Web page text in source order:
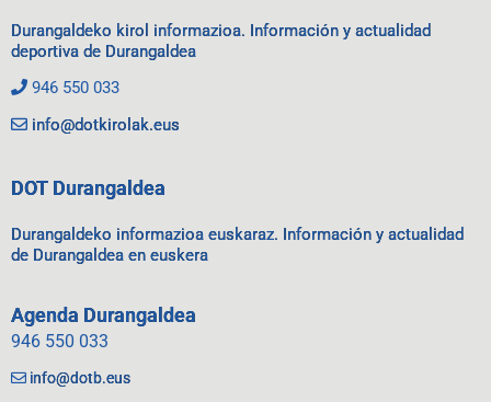
Durangaldeko kirol informazioa. Información y actualidad
deportiva de Durangaldea
946 550 033
info@dotkirolak.eus
DOT Durangaldea
Durangaldeko informazioa euskaraz. Información y actualidad
de Durangaldea en euskera
Agenda Durangaldea
946 550 033
info@dotb.eus